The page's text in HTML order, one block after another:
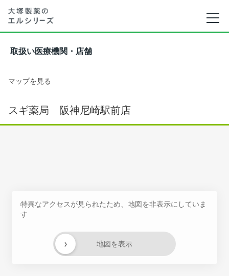
取扱い医療機関・店舗
マップを見る
スギ薬局 阪神尼崎駅前店
特異なアクセスが見られたため、地図を非表示にしていま
す
地図を表示
›